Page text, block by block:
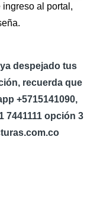
al portal,
despejado tus
recuerda que
+5715141090,
7441111 opción 3